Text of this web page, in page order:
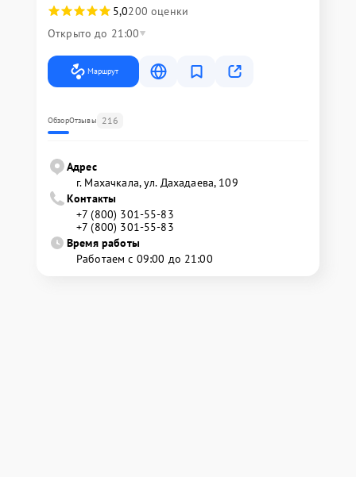
5,0200 оценки
Открыто до 21:00
Маршрут
ОбзорОтзывы 216
Адрес
г. Махачкала, ул. Дахадаева, 109
Контакты
+7 (800) 301-55-83
+7 (800) 301-55-83
Время работы
Работаем с 09:00 до 21:00